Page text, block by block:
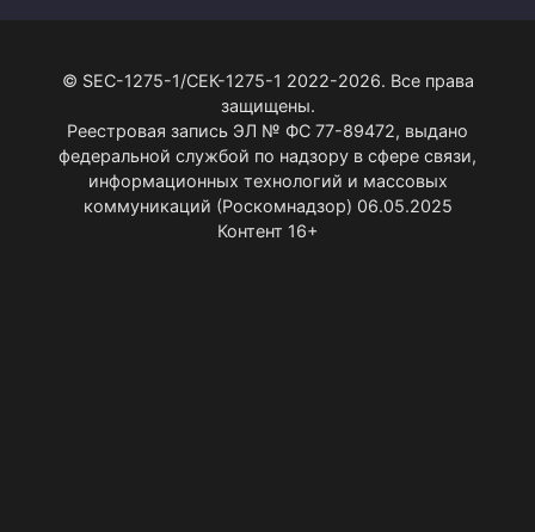
© SEC-1275-1/СЕК-1275-1 2022-2026. Все права
защищены.
Реестровая запись ЭЛ № ФС 77-89472, выдано
федеральной службой по надзору в сфере связи,
информационных технологий и массовых
коммуникаций (Роскомнадзор) 06.05.2025
Контент 16+